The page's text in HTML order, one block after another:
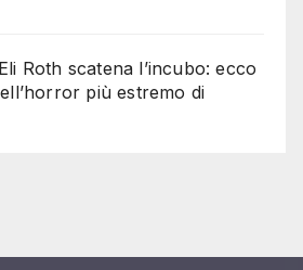
Roth scatena l’incubo: ecco
più estremo di